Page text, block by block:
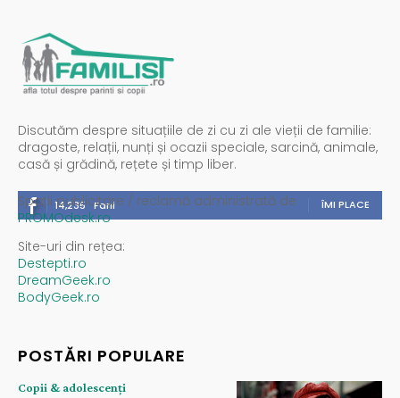
Discutăm despre situațiile de zi cu zi ale vieții de familie:
dragoste, relații, nunți și ocazii speciale, sarcină, animale,
casă și grădină, rețete și timp liber.
14,235 Fani ÎMI PLACE
Spații publicitare / reclamă administrată de
PROMOdesk.ro
Site-uri din rețea:
Destepti.ro
DreamGeek.ro
BodyGeek.ro
POSTĂRI POPULARE
Copii & adolescenți